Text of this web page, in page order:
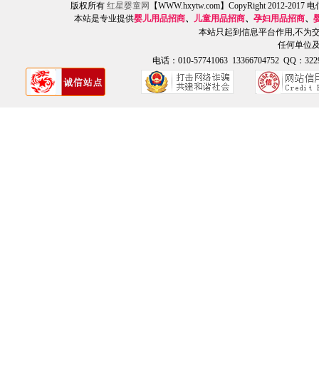
版权所有 红星婴童网
【WWW.hxytw.com】CopyRight 2012-2017
本站是专业提供婴儿用品招商、 儿童用品招商、 孕妇用品招商、
本站只起到信息平台作用,不为
任何单位
电话：010-57741063 13366704752 QQ：